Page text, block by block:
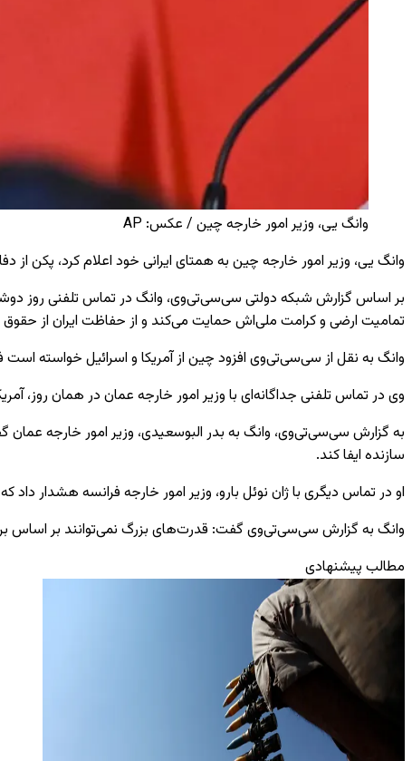
وانگ یی، وزیر امور خارجه چین / عکس: AP
وانگ یی، وزیر امور خارجه چین به همتای ایرانی خود اعلام کرد، پکن
بر اساس گزارش شبکه دولتی سی‌سی‌تی‌وی، وانگ در تماس تلفنی روز
تمامیت ارضی و کرامت ملی‌اش حمایت می‌کند و از حفاظت ایران از
وانگ به نقل از سی‌سی‌تی‌وی افزود چین از آمریکا و اسرائیل خواسته
وی در تماس تلفنی جداگانه‌ای با وزیر امور خارجه عمان در همان روز،
به گزارش سی‌سی‌تی‌وی، وانگ به بدر البوسعیدی، وزیر امور خارجه عمان
سازنده ایفا کند.
او در تماس دیگری باژان نوئل بارو، وزیر امور خارجه فرانسه هشدار داد
وانگ به گزارش سی‌سی‌تی‌وی گفت: قدرت‌های بزرگ نمی‌توانند بر اساس
مطالب پیشنهادی